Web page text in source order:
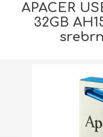
APACER
32GB